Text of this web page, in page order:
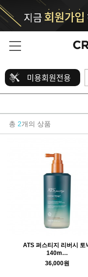
미용회원전용
총 2개의 상품
ATS 퍼스티지 리버시 토
140m…
36,000원